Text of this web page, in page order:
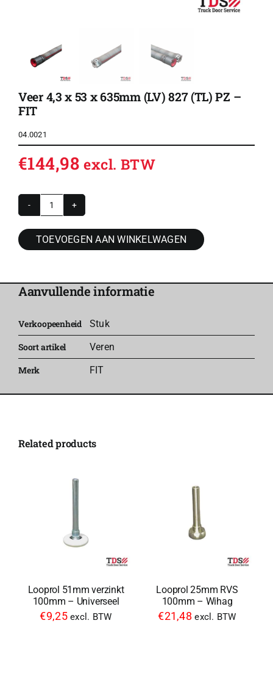
Veer 4,3 x 53 x 635mm (LV) 827 (TL) PZ –
FIT
04.0021
€144,98 excl. BTW
Veer
4,3
x
x
(LV)
827
(TL)
-
TOEVOEGEN AAN WINKELWAGEN
Aanvullende informatie
Verkoopeenheid
Stuk
Soort artikel
Veren
Merk
FIT
Related products
Looprol 51mm verzinkt
100mm – Universeel
€9,25 excl. BTW
Looprol 25mm RVS
100mm – Wihag
€21,48 excl. BTW